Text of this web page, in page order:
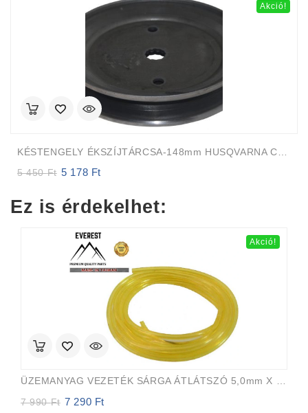
Akció!
5 450Ft Original
5
5 178 Ft
5
Ez is érdekelhet:
Akció!
ÜZEMANYAG VEZETÉK SÁRGA ÁTLÁTSZÓ 5,0mm X 8,0mm 15m EVEREST PRO
7 990Ft Original
7 290 Ft